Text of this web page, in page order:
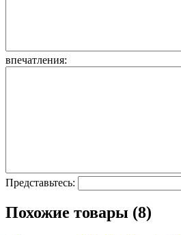
впечатления:
Представьтесь:
Похожие товары (8)